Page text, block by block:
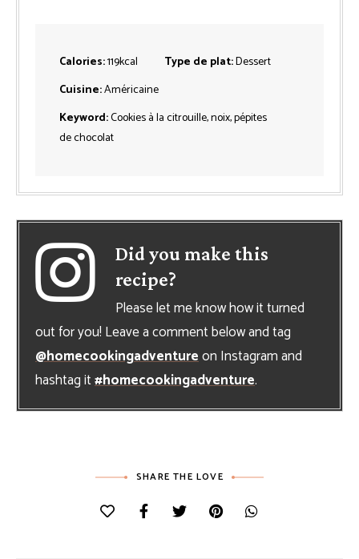
Calories:119kcal Type de plat:Dessert
Cuisine:Américaine
Keyword:Cookies à la citrouille, noix, pépites
de chocolat
Did you make this
recipe?
Please let me know how it turned
out for you! Leave a comment below and tag
@homecookingadventureon Instagram and
hashtag it#homecookingadventure.
SHARE THE LOVE